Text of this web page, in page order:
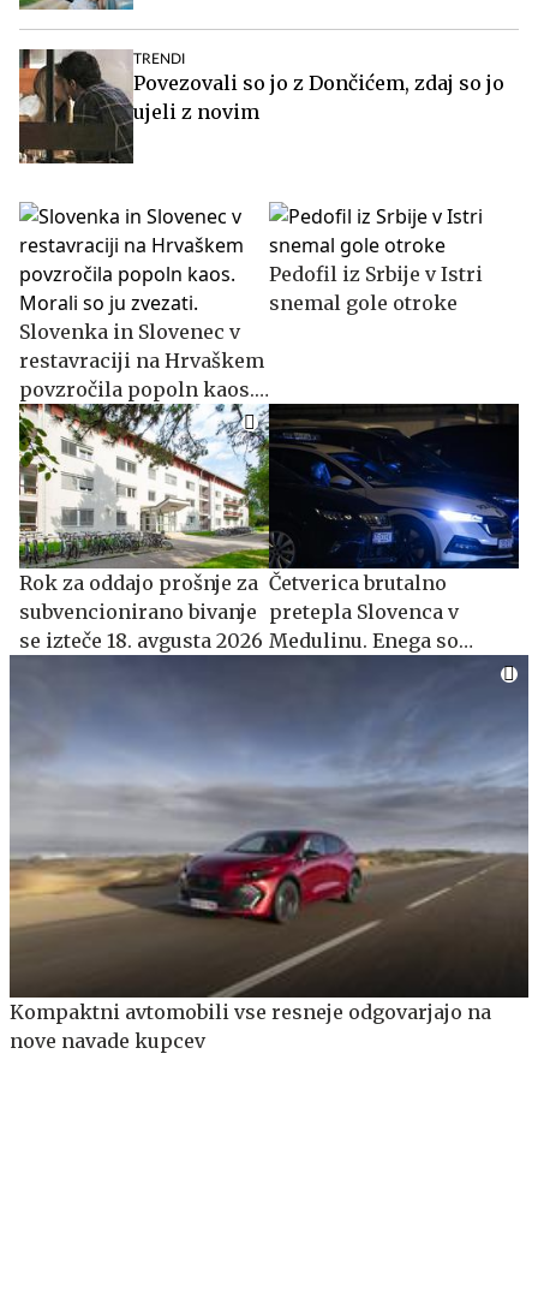
TRENDI
Povezovali so jo z Dončićem, zdaj so jo
ujeli z novim
Slovenka in Slovenec v
restavraciji na Hrvaškem
povzročila popoln kaos.
Morali so ju zvezati.
Pedofil iz Srbije v Istri
snemal gole otroke
​​​​​​​Rok za oddajo prošnje za
subvencionirano bivanje
se izteče 18. avgusta 2026
Četverica brutalno
pretepla Slovenca v
Medulinu. Enega so
pridržali, druge še iščejo.
Kompaktni avtomobili vse resneje odgovarjajo na
nove navade kupcev